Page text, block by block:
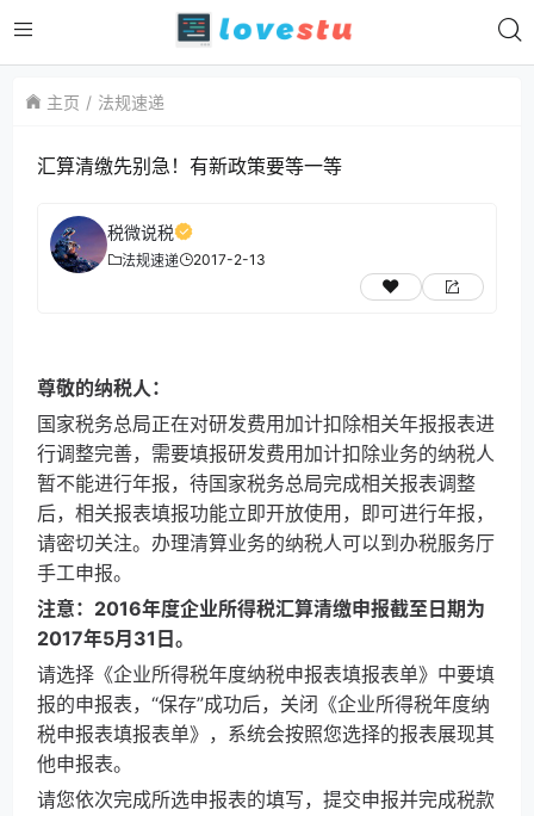
主页 法规速递
汇算清缴先别急！有新政策要等一等
税微说税
法规速递 2017-2-13
尊敬的纳税人：
国家税务总局正在对研发费用加计扣除相关年报报表进
行调整完善，需要填报研发费用加计扣除业务的纳税人
暂不能进行年报，待国家税务总局完成相关报表调整
后，相关报表填报功能立即开放使用，即可进行年报，
请密切关注。办理清算业务的纳税人可以到办税服务厅
手工申报。
注意： 2016年度企业所得税汇算清缴申报截至日期为
2017年5月31日。
请选择《企业所得税年度纳税申报表填报表单》中要填
报的申报表，“保存”成功后，关闭《企业所得税年度纳
税申报表填报表单》，系统会按照您选择的报表展现其
他申报表。
请您依次完成所选申报表的填写，提交申报并完成税款